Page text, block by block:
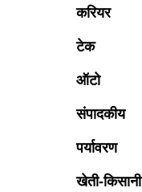
करियर
टेक
ऑटो
संपादकीय
पर्यावरण
खेती-किसानी